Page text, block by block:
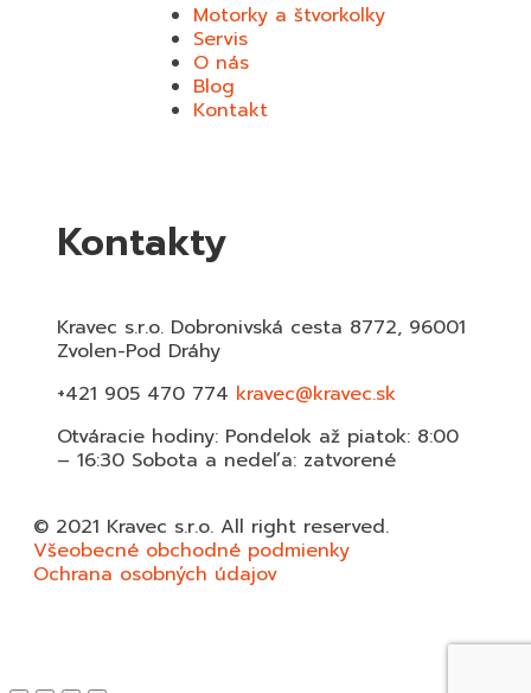
Motorky a štvorkolky
Servis
O nás
Blog
Kontakt
Kontakty
Kravec s.r.o. Dobronivská cesta 8772, 96001
Zvolen-Pod Dráhy
+421 905 470 774 kravec@kravec.sk
Otváracie hodiny: Pondelok až piatok: 8:00
– 16:30 Sobota a nedeľa: zatvorené
© 2021 Kravec s.r.o. All right reserved.
Všeobecné obchodné podmienky
Ochrana osobných údajov